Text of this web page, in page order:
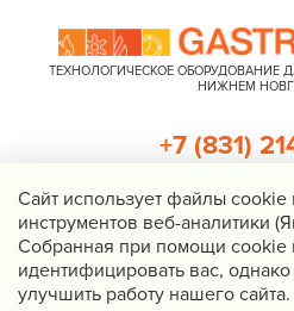
ТЕХНОЛОГИЧЕСКОЕ ОБОРУДОВАНИЕ
НИЖНЕМ
Нижний Новгород, Казанское
+7 (831)
Cайт использует файлы
инструментов веб-аналитики
Собранная при помощи
идентифицировать вас,
улучшить работу нашего